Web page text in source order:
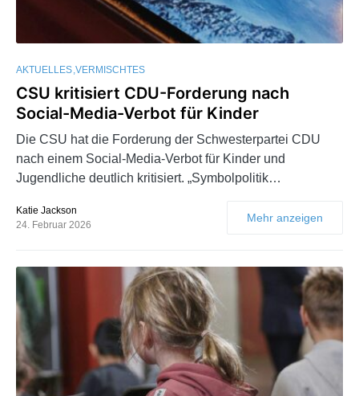
AKTUELLES VERMISCHTES
CSU kritisiert CDU-Forderung nach
Social-Media-Verbot für Kinder
Die CSU hat die Forderung der Schwesterpartei CDU
nach einem Social-Media-Verbot für Kinder und
Jugendliche deutlich kritisiert. „Symbolpolitik…
Katie Jackson
24. Februar 2026
Mehr anzeigen